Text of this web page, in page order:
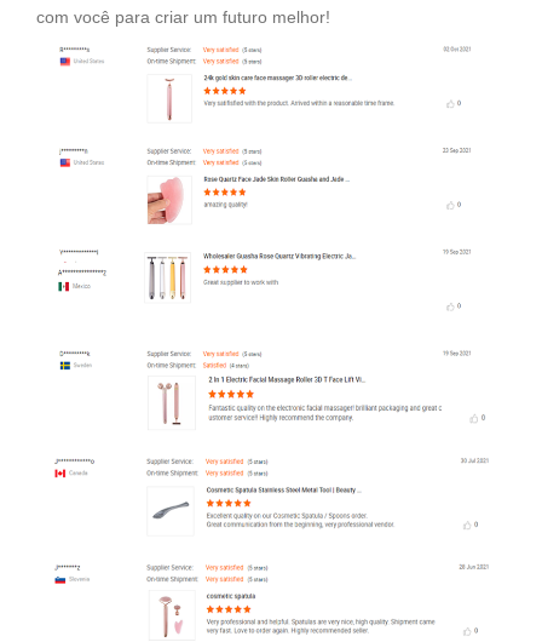
com você para criar um futuro melhor!